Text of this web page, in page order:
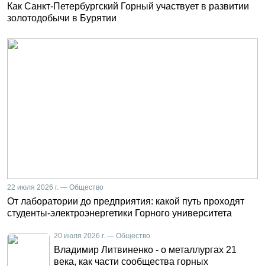
Как Санкт-Петербургский Горный участвует в развитии
золотодобычи в Бурятии
22 июля 2026 г. — Общество
От лаборатории до предприятия: какой путь проходят
студенты-электроэнергетики Горного университета
20 июля 2026 г. — Общество
Владимир Литвиненко - о металлургах 21
века, как части сообщества горных